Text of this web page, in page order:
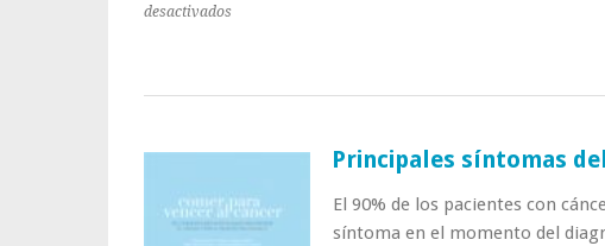
desactivadosen
y
de
Principales síntomas
El 90% de los pacientes con
síntoma en el momento del